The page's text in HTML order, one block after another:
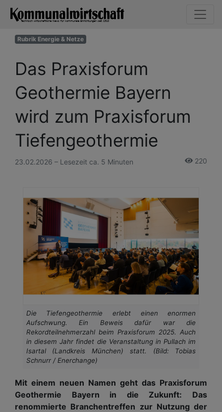
Rubrik Energie & Netze
Das Praxisforum
Geothermie Bayern
wird zum Praxisforum
Tiefengeothermie
23.02.2026 – Lesezeit ca. 5 Minuten 220
Die Tiefengeothermie erlebt einen enormen
Aufschwung. Ein Beweis dafür war die
Rekordteilnehmerzahl beim Praxisforum 2025. Auch
in diesem Jahr findet die Veranstaltung in Pullach im
Isartal (Landkreis München) statt. (Bild: Tobias
Schnurr / Enerchange)
Mit einem neuen Namen geht das Praxisforum
Geothermie Bayern in die Zukunft: Das
renommierte Branchentreffen zur Nutzung der